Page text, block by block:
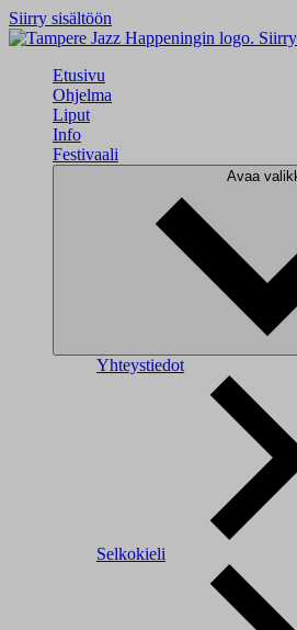
Siirry sisältöön
Etusivu
Ohjelma
Liput
Info
Festivaali
Avaa
Yhteystiedot
Selkokieli